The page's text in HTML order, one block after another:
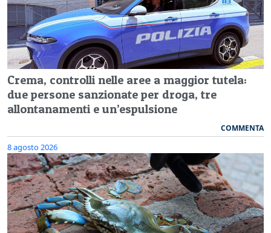
Crema, controlli nelle aree a maggior tutela:
due persone sanzionate per droga, tre
allontanamenti e un’espulsione
COMMENTA
8 agosto 2026